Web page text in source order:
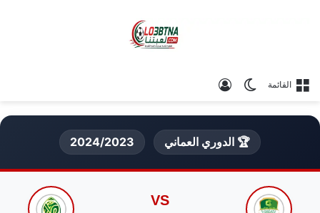
القائمة الوضع المظلم
🏆 الدوري العماني 2024/2023
VS